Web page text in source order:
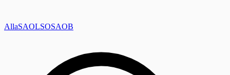
AllaSAOLSOSAOB